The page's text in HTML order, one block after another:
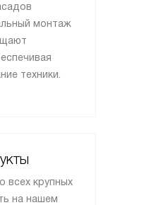
монтаж
техники.
всех крупных
на нашем